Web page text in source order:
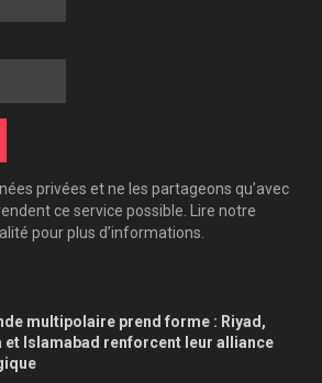
privées et ne les partageons qu’avec
ce service possible. Lire notre
pour plus d’informations.
multipolaire prend forme : Riyad,
et Islamabad renforcent leur alliance